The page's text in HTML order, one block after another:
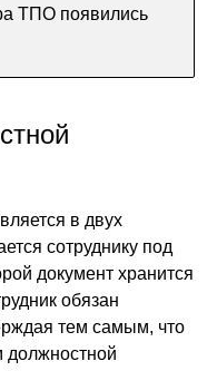
ТПО появились
в двух
сотруднику под
документ хранится
обязан
тем самым, что
должностной